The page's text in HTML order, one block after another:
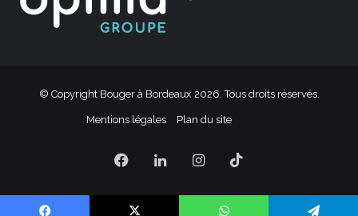
© Copyright Bouger à Bordeaux 2026. Tous droits réservés.
Mentions légales Plan du site
Facebook
LinkedinInstagram